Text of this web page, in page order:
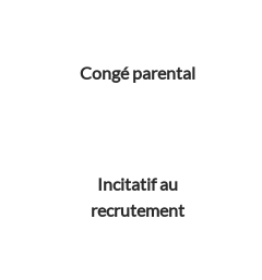
Congé parental
Incitatif au
recrutement